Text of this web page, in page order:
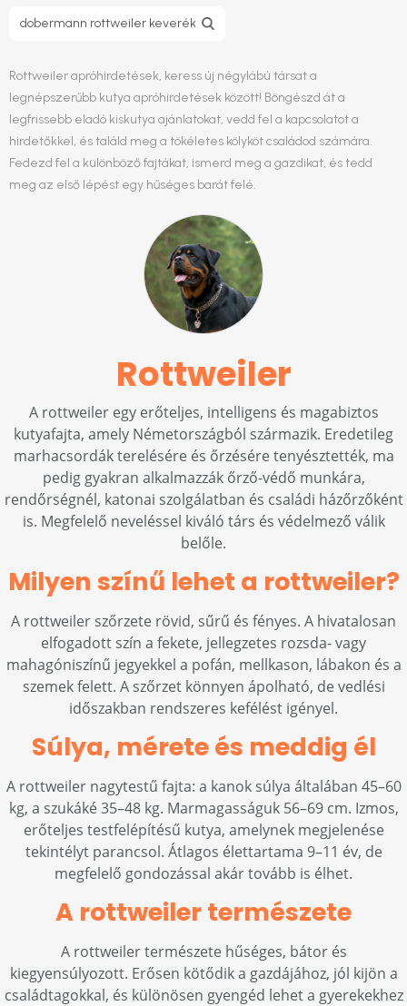
dobermann rottweiler keverék
Rottweiler apróhirdetések, keress új négylábú társat a
legnépszerűbb kutya apróhirdetések között! Böngészd át a
legfrissebb eladó kiskutya ajánlatokat, vedd fel a kapcsolatot a
hirdetőkkel, és találd meg a tökéletes kölyköt családod számára.
Fedezd fel a különböző fajtákat, ismerd meg a gazdikat, és tedd
meg az első lépést egy hűséges barát felé.
Rottweiler
A rottweiler egy erőteljes, intelligens és magabiztos
kutyafajta, amely Németországból származik. Eredetileg
marhacsordák terelésére és őrzésére tenyésztették, ma
pedig gyakran alkalmazzák őrző-védő munkára,
rendőrségnél, katonai szolgálatban és családi házőrzőként
is. Megfelelő neveléssel kiváló társ és védelmező válik
belőle.
Milyen színű lehet a rottweiler?
A rottweiler szőrzete rövid, sűrű és fényes. A hivatalosan
elfogadott szín a fekete, jellegzetes rozsda- vagy
mahagóniszínű jegyekkel a pofán, mellkason, lábakon és a
szemek felett. A szőrzet könnyen ápolható, de vedlési
időszakban rendszeres kefélést igényel.
Súlya, mérete és meddig él
A rottweiler nagytestű fajta: a kanok súlya általában 45–60
kg, a szukáké 35–48 kg. Marmagasságuk 56–69 cm. Izmos,
erőteljes testfelépítésű kutya, amelynek megjelenése
tekintélyt parancsol. Átlagos élettartama 9–11 év, de
megfelelő gondozással akár tovább is élhet.
A rottweiler természete
A rottweiler természete hűséges, bátor és
kiegyensúlyozott. Erősen kötődik a gazdájához, jól kijön a
családtagokkal, és különösen gyengéd lehet a gyerekekhez